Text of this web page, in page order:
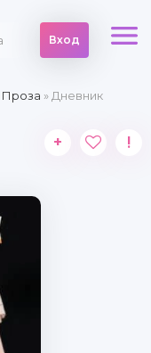
Вход
Проза » Дневник
+ !